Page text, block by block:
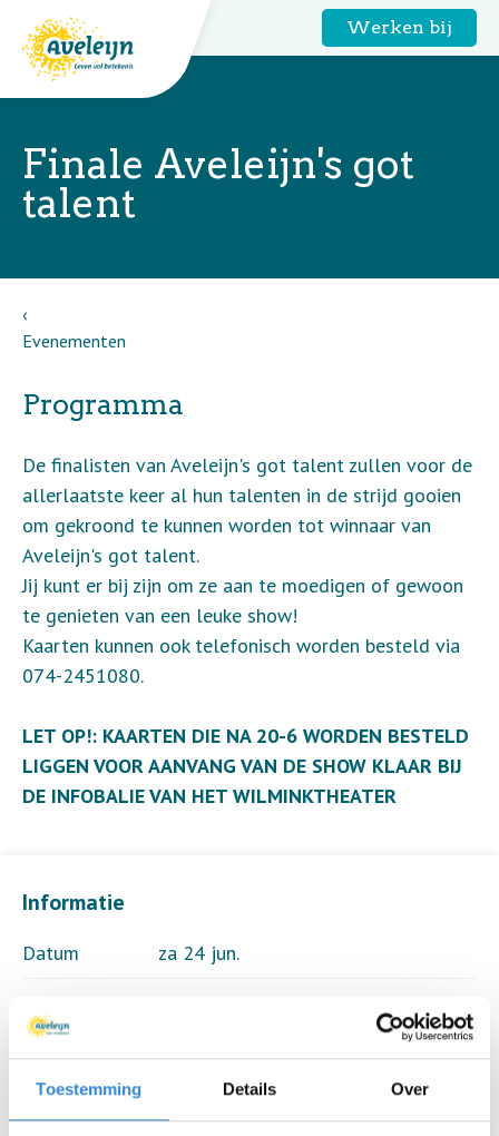
Toestemming Details Over
Werken bij
Finale Aveleijn's got
talent
Evenementen
Informatie
Datum
za 24 jun.
Locatie
Wilminktheater, Enschede
Programma
De finalisten van Aveleijn's got talent zullen voor de
allerlaatste keer al hun talenten in de strijd gooien
om gekroond te kunnen worden tot winnaar van
Aveleijn's got talent.
Jij kunt er bij zijn om ze aan te moedigen of gewoon
te genieten van een leuke show!
Kaarten kunnen ook telefonisch worden besteld via
074-2451080.
LET OP!: KAARTEN DIE NA 20-6 WORDEN BESTELD
LIGGEN VOOR AANVANG VAN DE SHOW KLAAR BIJ
DE INFOBALIE VAN HET WILMINKTHEATER